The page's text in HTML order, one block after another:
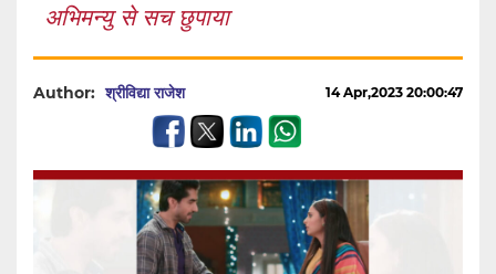
अभिमन्यु से सच छुपाया
Author: श्रीविद्या राजेश 14 Apr,2023 20:00:47